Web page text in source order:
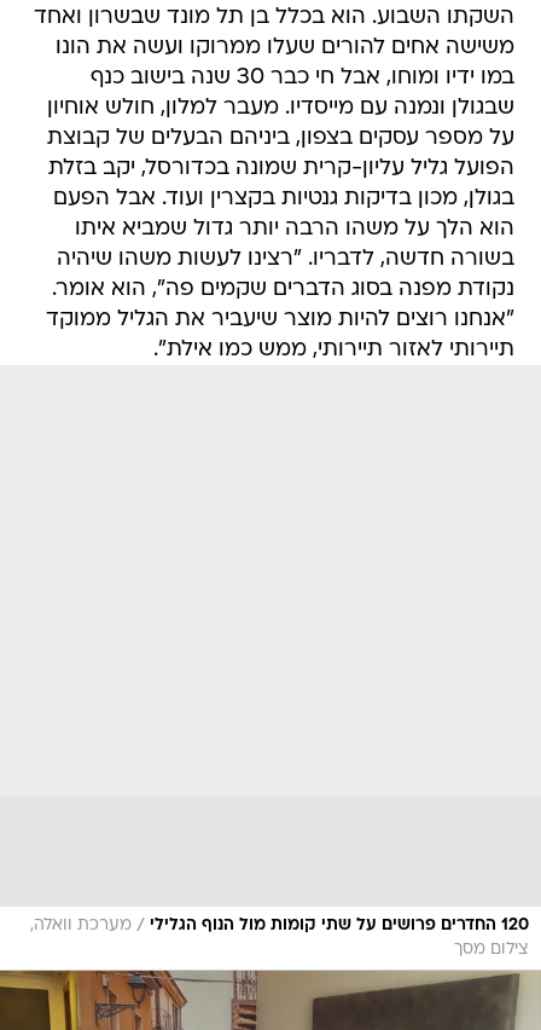
השקתו השבוע. הוא בכלל בן תל מונד שבשרון ואחד
משישה אחים להורים שעלו ממרוקו ועשה את הונו
במו ידיו ומוחו, אבל חי כבר 30 שנה בישוב כנף
שבגולן ונמנה עם מייסדיו. מעבר למלון, חולש אוחיון
על מספר עסקים בצפון, ביניהם הבעלים של קבוצת
הפועל גליל עליון-קרית שמונה בכדורסל, יקב בזלת
בגולן, מכון בדיקות גנטיות בקצרין ועוד. אבל הפעם
הוא הלך על משהו הרבה יותר גדול שמביא איתו
בשורה חדשה, לדבריו. "רצינו לעשות משהו שיהיה
נקודת מפנה בסוג הדברים שקמים פה", הוא אומר.
"אנחנו רוצים להיות מוצר שיעביר את הגליל ממוקד
תיירותי לאזור תיירותי, ממש כמו אילת".
120 החדרים פרושים על שתי קומות מול הנוף הגלילי / מערכת וואלה,
צילום מסך